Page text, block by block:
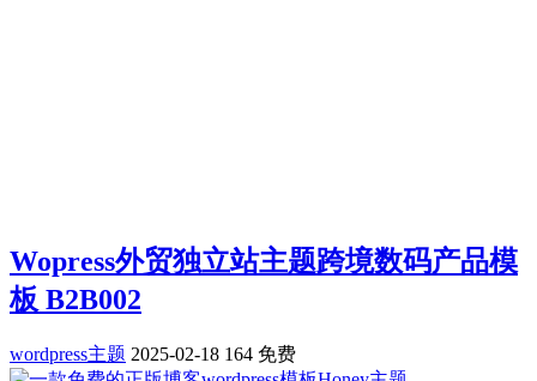
Wopress外贸独立站主题跨境数码产品模
板 B2B002
wordpress主题 2025-02-18 164 免费